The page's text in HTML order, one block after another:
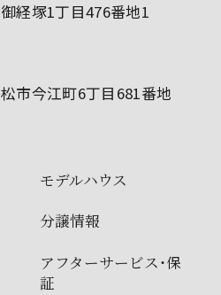
経塚1丁目476番地1
市今江町6丁目681番地
モデルハウス
分譲情報
アフターサービス・保
証